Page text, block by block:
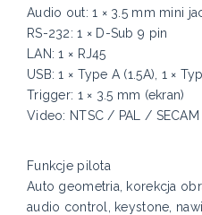
Audio out: 1 × 3.5 mm mini
RS-232: 1 × D-Sub 9 pin
LAN: 1 × RJ45
USB: 1 × Type A (1.5A), 1 ×
Trigger: 1 × 3.5 mm (ekran)
Video: NTSC / PAL / SECAM
Funkcje pilota
Auto geometria, korekcja
audio control, keystone,